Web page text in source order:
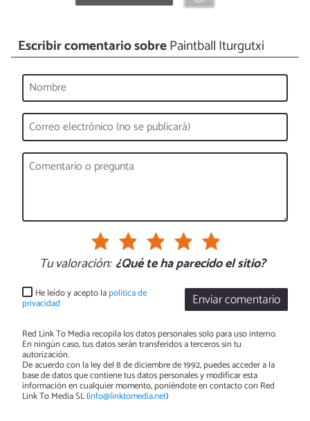
Escribir comentario sobrePaintball Iturgutxi
Tu valoración: ¿Qué te ha parecido el sitio?
Enviar comentario
He leído y acepto lapolítica de
privacidad
Red Link To Media recopila los datos personales solo para uso interno.
En ningún caso, tus datos serán transferidos a terceros sin tu
autorización.
De acuerdo con la ley del 8 de diciembre de 1992, puedes acceder a la
base de datos que contiene tus datos personales y modificar esta
información en cualquier momento, poniéndote en contacto con Red
Link To Media SL (info@linktomedia.net)